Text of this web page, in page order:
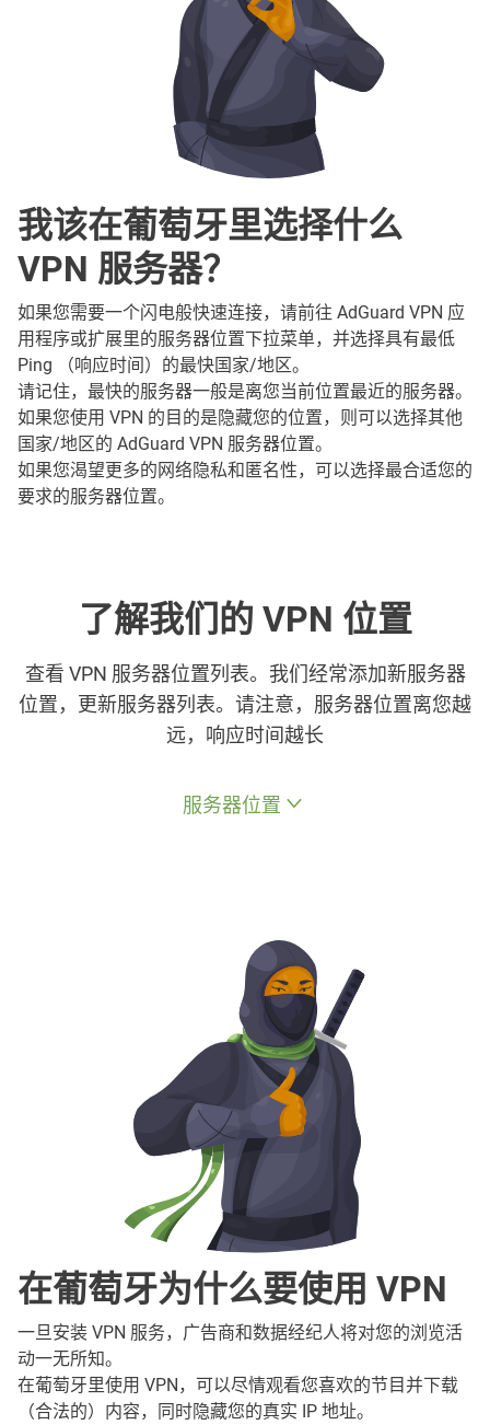
我该在葡萄牙里选择什么
VPN 服务器？
如果您需要一个闪电般快速连接，请前往 AdGuard VPN 应
用程序或扩展里的服务器位置下拉菜单，并选择具有最低
Ping （响应时间）的最快国家/地区。
请记住，最快的服务器一般是离您当前位置最近的服务器。
如果您使用 VPN 的目的是隐藏您的位置，则可以选择其他
国家/地区的 AdGuard VPN 服务器位置。
如果您渴望更多的网络隐私和匿名性，可以选择最合适您的
要求的服务器位置。
了解我们的 VPN 位置
查看 VPN 服务器位置列表。我们经常添加新服务器
位置，更新服务器列表。请注意，服务器位置离您越
远，响应时间越长
服务器位置
在葡萄牙为什么要使用 VPN
一旦安装 VPN 服务，广告商和数据经纪人将对您的浏览活
动一无所知。
在葡萄牙里使用 VPN，可以尽情观看您喜欢的节目并下载
（合法的）内容，同时隐藏您的真实 IP 地址。